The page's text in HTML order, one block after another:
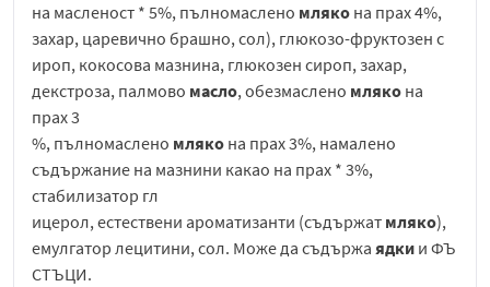
на масленост * 5%, пълномаслено мляко на прах 4%,
захар, царевично брашно, сол), глюкозо-фруктозен с
ироп, кокосова мазнина, глюкозен сироп, захар,
декстроза, палмово масло, обезмаслено мляко на
прах 3
%, пълномаслено мляко на прах 3%, намалено
съдържание на мазнини какао на прах * 3%,
стабилизатор гл
ицерол, естествени ароматизанти (съдържат мляко),
емулгатор лецитини, сол. Може да съдържа ядки и ФЪ
СТЪЦИ.